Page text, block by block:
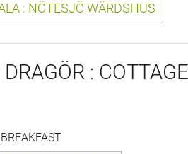
: NÖTESJÖ WÄRDSHUS
: COTTAGE